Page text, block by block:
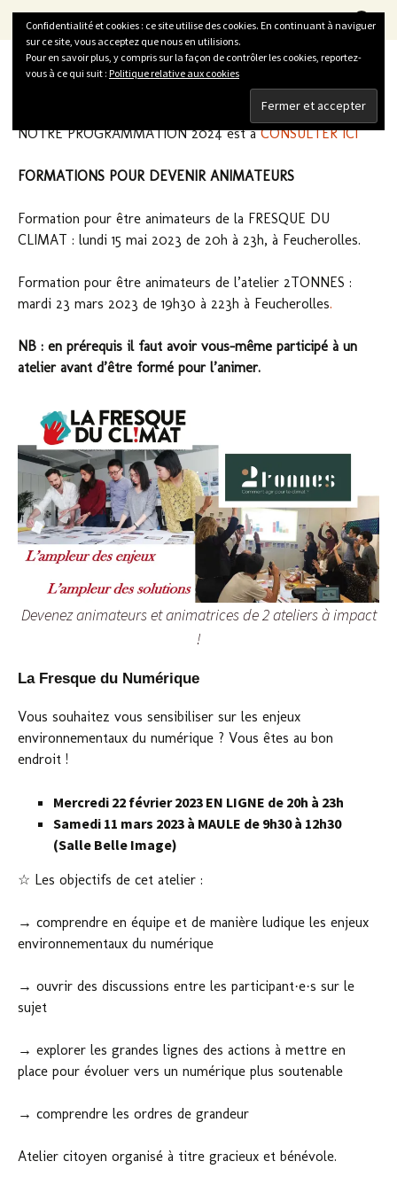
LVDD
La Vitrine du Développement Durable
Menu
Aller
au
contenu
Ateliers
NOTRE PROGRAMMATION 2024 est àCONSULTER ICI
FORMATIONS POUR DEVENIR ANIMATEURS
Formation pour être animateurs de la FRESQUE DU
CLIMAT : lundi 15 mai 2023 de 20h à 23h, à Feucherolles.
Formation pour être animateurs de l’atelier 2TONNES :
mardi 23 mars 2023 de 19h30 à 223h à Feucherolles.
NB : en prérequis il faut avoir vous-même participé à un
atelier avant d’être formé pour l’animer.
Devenez animateurs et animatrices de 2 ateliers à impact
!
La Fresque du Numérique
Vous souhaitez vous sensibiliser sur les enjeux
environnementaux du numérique ? Vous êtes au bon
endroit !
Mercredi 22 février 2023 EN LIGNE de 20h à 23h
Samedi 11 mars 2023 à MAULE de 9h30 à 12h30
(Salle Belle Image)
☆ Les objectifs de cet atelier :
→ comprendre en équipe et de manière ludique les enjeux
environnementaux du numérique
→ ouvrir des discussions entre les participant·e·s sur le
sujet
→ explorer les grandes lignes des actions à mettre en
place pour évoluer vers un numérique plus soutenable
→ comprendre les ordres de grandeur
Atelier citoyen organisé à titre gracieux et bénévole.
Confidentialité et cookies : ce site utilise des cookies. En continuant à naviguer
sur ce site, vous acceptez que nous en utilisions.
Pour en savoir plus, y compris sur la façon de contrôler les cookies, reportez-
vous à ce qui suit : Politique relative aux cookies